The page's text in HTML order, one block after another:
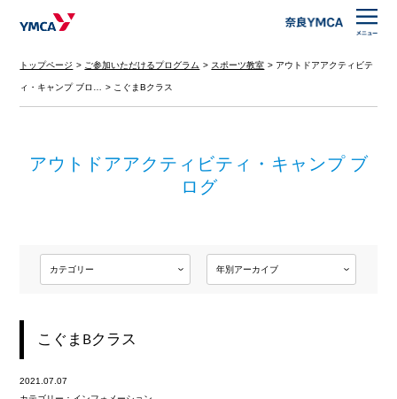
トップページ ご参加いただけるプログラム スポーツ教室 アウトドアアクティビテ
ィ・キャンプ ブロ… こぐまBクラス
アウトドアアクティビティ・キャンプ ブ
ログ
こぐまBクラス
2021.07.07